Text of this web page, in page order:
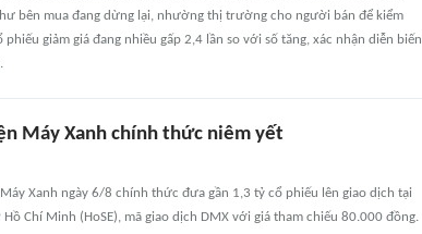
bên mua đang dừng lại, nhường thị trường cho người bán để kiểm
phiếu giảm giá đang nhiều gấp 2,4 lần so với số tăng, xác nhận diễn biến
Máy Xanh chính thức niêm yết
Xanh ngày 6/8 chính thức đưa gần 1,3 tỷ cổ phiếu lên giao dịch tại
Hồ Chí Minh (HoSE), mã giao dịch DMX với giá tham chiếu 80.000 đồng.